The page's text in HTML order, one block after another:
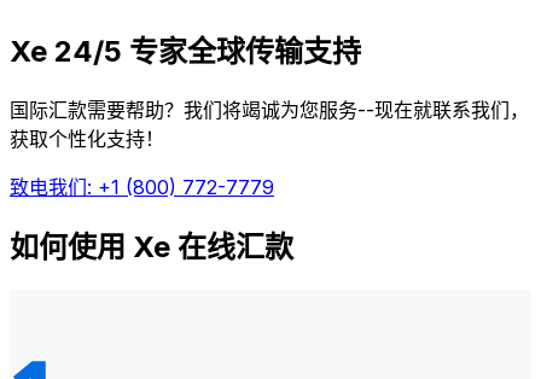
Xe 24/5 专家全球传输支持
国际汇款需要帮助？我们将竭诚为您服务--现在就联系我们，
获取个性化支持！
致电我们: +1 (800) 772-7779
如何使用 Xe 在线汇款